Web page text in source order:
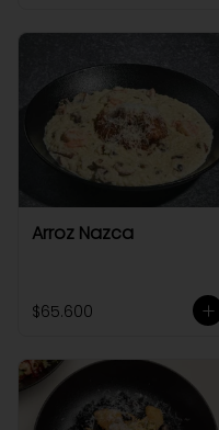
Arroz Nazca
$65.600